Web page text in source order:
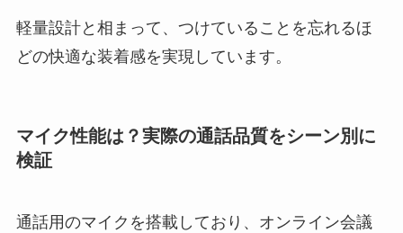
軽量設計と相まって、つけていることを忘れるほ
どの快適な装着感を実現しています。
マイク性能は？実際の通話品質をシーン別に
検証
通話用のマイクを搭載しており、オンライン会議